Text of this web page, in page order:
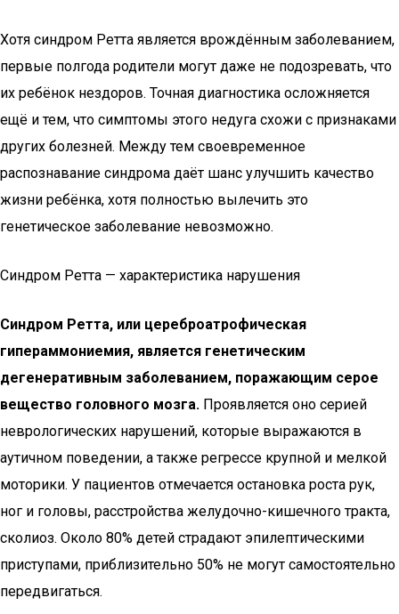
Хотя синдром Ретта является врождённым заболеванием,
первые полгода родители могут даже не подозревать, что
их ребёнок нездоров. Точная диагностика осложняется
ещё и тем, что симптомы этого недуга схожи с признаками
других болезней. Между тем своевременное
распознавание синдрома даёт шанс улучшить качество
жизни ребёнка, хотя полностью вылечить это
генетическое заболевание невозможно.
Синдром Ретта — характеристика нарушения
Синдром Ретта, или цереброатрофическая
гипераммониемия, является генетическим
дегенеративным заболеванием, поражающим серое
вещество головного мозга. Проявляется оно серией
неврологических нарушений, которые выражаются в
аутичном поведении, а также регрессе крупной и мелкой
моторики. У пациентов отмечается остановка роста рук,
ног и головы, расстройства желудочно-кишечного тракта,
сколиоз. Около 80% детей страдают эпилептическими
приступами, приблизительно 50% не могут самостоятельно
передвигаться.